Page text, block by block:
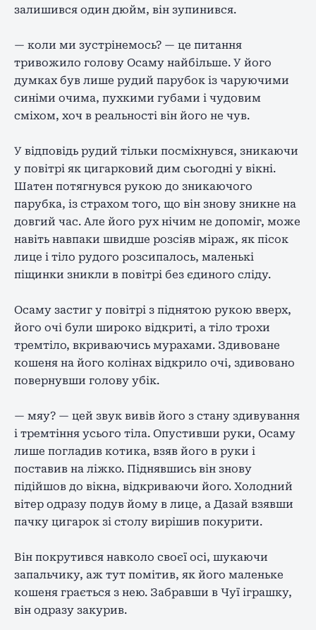
залишився один дюйм, він зупинився.
— коли ми зустрінемось? — це питання
тривожило голову Осаму найбільше. У його
думках був лише рудий парубок із чаруючими
синіми очима, пухкими губами і чудовим
сміхом, хоч в реальності він його не чув.
У відповідь рудий тільки посміхнувся, зникаючи
у повітрі як цигарковий дим сьогодні у вікні.
Шатен потягнувся рукою до зникаючого
парубка, із страхом того, що він знову зникне на
довгий час. Але його рух нічим не допоміг, може
навіть навпаки швидше розсіяв міраж, як пісок
лице і тіло рудого розсипалось, маленькі
піщинки зникли в повітрі без єдиного сліду.
Осаму застиг у повітрі з піднятою рукою вверх,
його очі були широко відкриті, а тіло трохи
тремтіло, вкриваючись мурахами. Здивоване
кошеня на його колінах відкрило очі, здивовано
повернувши голову убік.
— мяу? — цей звук вивів його з стану здивування
і тремтіння усього тіла. Опустивши руки, Осаму
лише погладив котика, взяв його в руки і
поставив на ліжко. Піднявшись він знову
підійшов до вікна, відкриваючи його. Холодний
вітер одразу подув йому в лице, а Дазай взявши
пачку цигарок зі столу вирішив покурити.
Він покрутився навколо своєї осі, шукаючи
запальчику, аж тут помітив, як його маленьке
кошеня грається з нею. Забравши в Чуї іграшку,
він одразу закурив.